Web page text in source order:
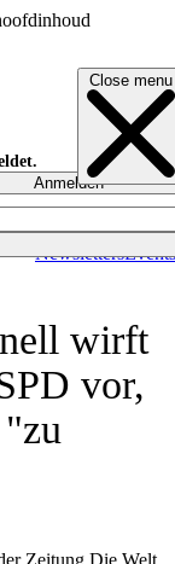
Close menu
NewslettersEvents
Anmelden
wirft
vor,